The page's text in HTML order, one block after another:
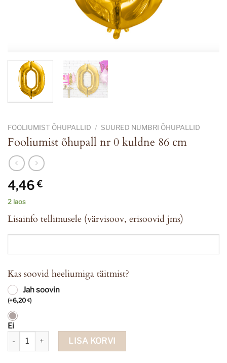
FOOLIUMIST ÕHUPALLID / SUURED NUMBRI ÕHUPALLID
Fooliumist õhupall nr 0 kuldne 86 cm
4,46€
2 laos
Lisainfo tellimusele (värvisoov, erisoovid jms)
Kas soovid heeliumiga täitmist?
Jah soovin
(+6,20 €)
Ei
Fooliumist õhupall nr 0 kuldne 86 cm kogus
LISA KORVI